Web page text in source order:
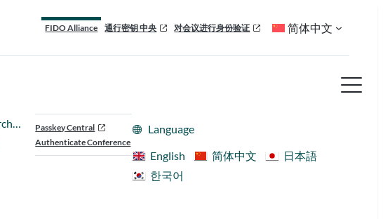
FIDO Alliance 通行密钥 中央 对会议进行身份验证 简体中文
Passkey Central
Authenticate Conference
Language
English
简体中文
日本語
한국어